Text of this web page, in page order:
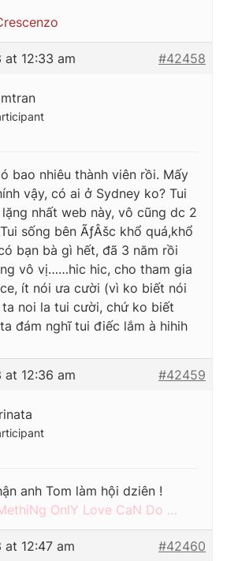
at 12:33 am #42458
bao nhiêu thành viên rồi. Mấy
vậy, có ai ở Sydney ko? Tui
nhất web này, vô cũng dc 2
sống bên ÃƒÂšc khổ quá,khổ
bạn bà gì hết, đã 3 năm rồi
vô vị……hic hic, cho tham gia
ít nói ưa cười (vì ko biết nói
noi la tui cười, chứ ko biết
đám nghĩ tui điếc lắm à hihih
at 12:36 am #42459
anh Tom làm hội dziên !
OnlY Love CaN Do …
at 12:47 am #42460